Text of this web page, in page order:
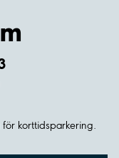
korttidsparkering.